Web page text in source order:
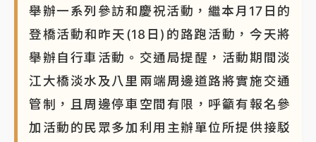
舉辦一系列參訪和慶祝活動，繼本月17日的
登橋活動和昨天(18日)的路跑活動，今天將
舉辦自行車活動。交通局提醒，活動期間淡
江大橋淡水及八里兩端周邊道路將實施交通
管制，且周邊停車空間有限，呼籲有報名參
加活動的民眾多加利用主辦單位所提供接駁